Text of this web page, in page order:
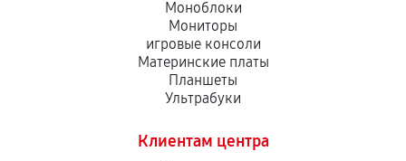
Моноблоки
Мониторы
игровые консоли
Материнские платы
Планшеты
Ультрабуки
Клиентам центра